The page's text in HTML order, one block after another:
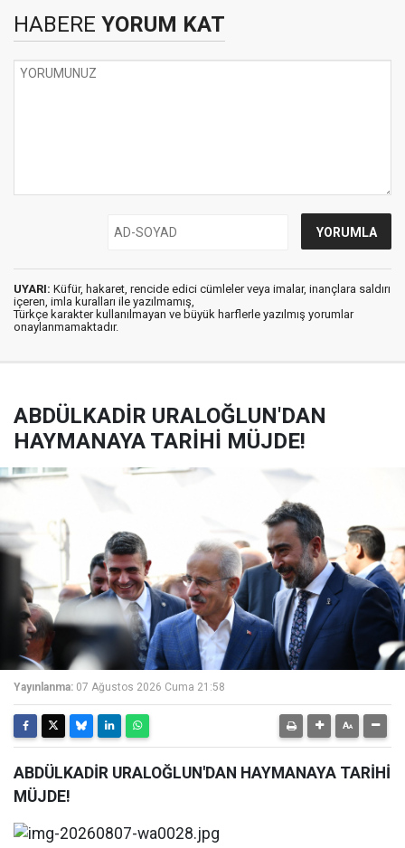
HABERE YORUM KAT
UYARI: Küfür, hakaret, rencide edici cümleler veya imalar, inançlara saldırı
içeren, imla kuralları ile yazılmamış,
Türkçe karakter kullanılmayan ve büyük harflerle yazılmış yorumlar
onaylanmamaktadır.
ABDÜLKADİR URALOĞLUN'DAN
HAYMANAYA TARİHİ MÜJDE!
Yayınlanma: 07 Ağustos 2026 Cuma 21:58
ABDÜLKADİR URALOĞLUN'DAN HAYMANAYA TARİHİ
MÜJDE!